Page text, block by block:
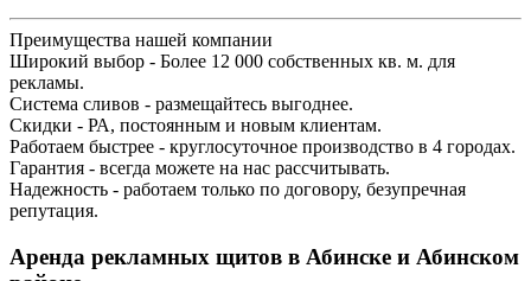
Преимущества нашей компании
Широкий выбор - Более 12 000 собственных кв. м. для
рекламы.
Система сливов - размещайтесь выгоднее.
Скидки - РА, постоянным и новым клиентам.
Работаем быстрее - круглосуточное производство в 4 городах.
Гарантия - всегда можете на нас рассчитывать.
Надежность - работаем только по договору, безупречная
репутация.
Аренда рекламных щитов в Абинске и Абинском